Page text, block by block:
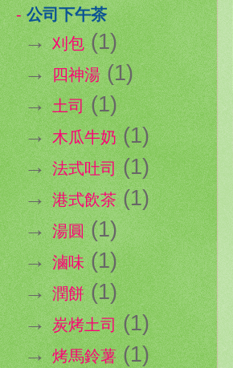
-公司下午茶
→刈包(1)
→四神湯(1)
→土司(1)
→木瓜牛奶(1)
→法式吐司(1)
→港式飲茶(1)
→湯圓(1)
→滷味(1)
→潤餅(1)
→炭烤土司(1)
→烤馬鈴薯(1)